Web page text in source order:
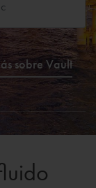
sobre Vault